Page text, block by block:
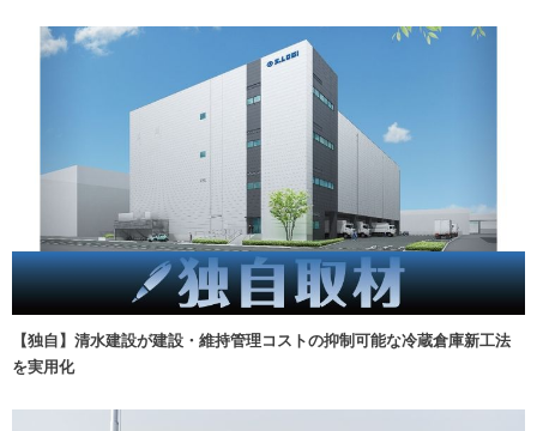
【独自】清水建設が建設・維持管理コストの抑制可能な冷蔵倉庫新工法
を実用化